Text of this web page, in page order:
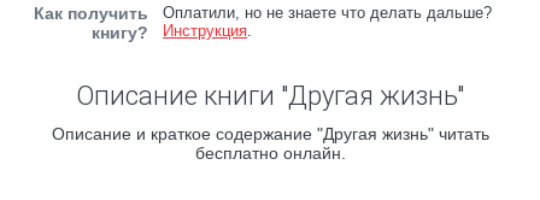
Как получить
книгу?
Оплатили, но не знаете что делать дальше?
Инструкция.
Описание книги "Другая жизнь"
Описание и краткое содержание "Другая жизнь" читать
бесплатно онлайн.